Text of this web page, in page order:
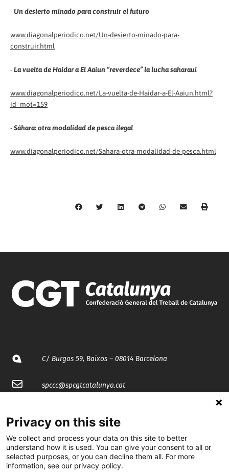
-Un desierto minado para construir el futuro
www.diagonalperiodico.net/Un-desierto-minado-para-
construir.html
-La vuelta de Haidar a El Aaiun “reverdece” la lucha saharaui
www.diagonalperiodico.net/La-vuelta-de-Haidar-a-El-Aaiun.html?
id_mot=159
-Sáhara: otra modalidad de pesca ilegal
www.diagonalperiodico.net/Sahara-otra-modalidad-de-pesca.html
C/ Burgos 59, Baixos – 08014 Barcelona
spccc@spcgtcatalunya.cat
@CGTCatalunya
cgtcatalunya
Privacy on this site
We collect and process your data on this site to better
understand how it is used. You can give your consent to all or
selected purposes, or you can decline them all. For more
information, see our privacy policy.